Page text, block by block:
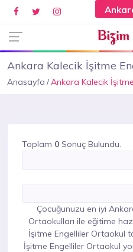
Ankara Kalecik İşitme
Anasayfa Ankara Kalecik
Toplam 0 Sonuç Bulundu.
Çocuğunuzu en iyi
Ortaokulları ile eğitime
İşitme Engelliler Ortaokul
İşitme Engelliler Ortaokul